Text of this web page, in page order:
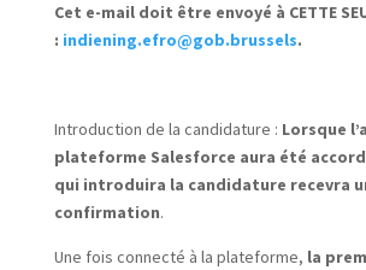
Cet e-mail doit être envoyé à CETTE
: indiening.efro@gob.brussels.
Introduction de la candidature : Lorsque
plateforme Salesforce aura été
qui introduira la candidature recevra
confirmation.
Une fois connecté à la plateforme, la